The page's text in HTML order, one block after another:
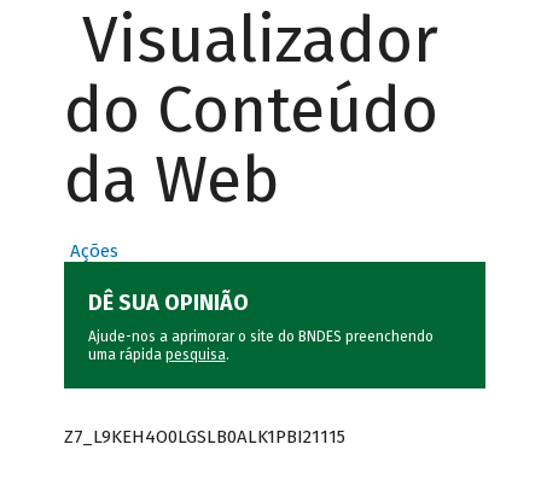
Visualizador
do Conteúdo
da Web
Ações
DÊ SUA OPINIÃO
Ajude-nos a aprimorar o site do BNDES preenchendo
uma rápida pesquisa.
Z7_L9KEH4O0LGSLB0ALK1PBI21115